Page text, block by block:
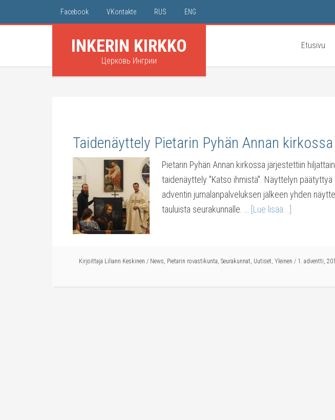
Facebook VKontakte RUS ENG
INKERIN KIRKKO
Церковь Ингрии
Etusivu
Taidenäyttely Pietarin Pyhän Annan kirkossa
Pietarin Pyhän Annan kirkossa järjestettiin
taidenäyttely "Katso ihmistä". Näyttelyn päätyttyä
adventin jumalanpalveluksen jälkeen yhden
tauluista seurakunnalle. …
[Lue lisää...]
Kirjoittaja Liliann Keskinen / News, Pietarin rovastikunta, Seurakunnat, Uutiset, Yleinen / 1. adventti,